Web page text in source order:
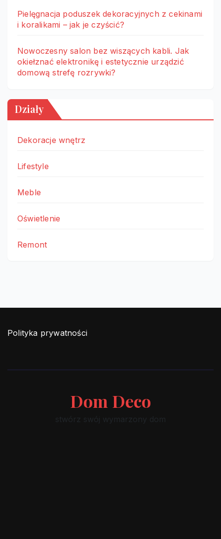
Pielęgnacja poduszek dekoracyjnych z cekinami
i koralikami – jak je czyścić?
Nowoczesny salon bez wiszących kabli. Jak
okiełznać elektronikę i estetycznie urządzić
domową strefę rozrywki?
Działy
Dekoracje wnętrz
Lifestyle
Meble
Oświetlenie
Remont
Polityka prywatności
Dom Deco
stwórz swój wymarzony dom